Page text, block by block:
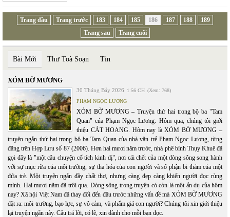
Trang đầu Trang trước 183 184 185 186 187 188
189
Trang sau
Trang cuối
Bài Mới Thư Toà Soạn Tin
XÓM BỜ MƯƠNG
30 Tháng Bảy 2026 1:56 CH (Xem: 768)
PHẠM NGỌC LƯƠNG
XÓM BỜ MƯƠNG – Truyện thứ hai trong bộ ba "Tam
Quan" của Phạm Ngọc Lương. Hôm qua, chúng tôi giới
thiệu CÁT HOANG. Hôm nay là XÓM BỜ MƯƠNG –
truyện ngắn thứ hai trong bộ ba Tam Quan của nhà văn trẻ Phạm Ngọc Lương, từng
đăng trên Hợp Lưu số 87 (2006). Hơn hai mươi năm trước, nhà phê bình Thụy Khuê đã
gọi đây là "một câu chuyện cổ tích kinh dị", nơi cái chết của một dòng sông song hành
với sự mục rữa của môi trường, sự tha hóa của con người và số phận bi thảm của một
đứa trẻ. Một truyện ngắn đầy chất thơ, nhưng càng đẹp càng khiến người đọc rùng
mình. Hai mươi năm đã trôi qua. Dòng sông trong truyện có còn là một ẩn dụ của hôm
nay? Xã hội Việt Nam đã thay đổi đến đâu trước những vấn đề mà XÓM BỜ MƯƠNG
đặt ra: môi trường, bạo lực, sự vô cảm, và phẩm giá con người? Chúng tôi xin giới thiệu
lại truyện ngắn này. Câu trả lời, có lẽ, xin dành cho mỗi bạn đọc.